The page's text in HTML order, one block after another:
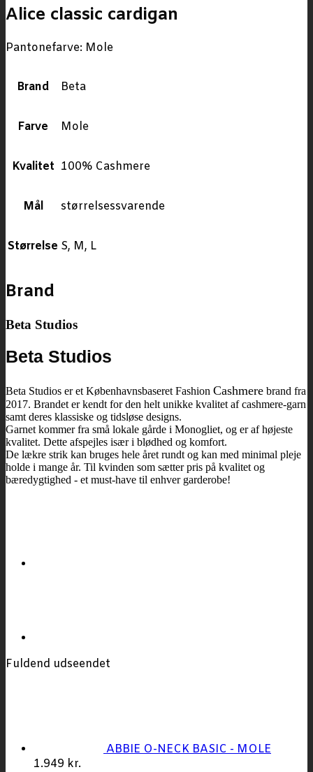
Alice classic cardigan
Pantonefarve: Mole
Brand Beta
Farve Mole
Kvalitet 100% Cashmere
Mål størrelsessvarende
Størrelse S, M, L
Brand
Beta Studios
Beta Studios
Beta Studios er et Københavnsbaseret Fashion Cashmere brand fra
2017. Brandet er kendt for den helt unikke kvalitet af cashmere-garn
samt deres klassiske og tidsløse designs.
Garnet kommer fra små lokale gårde i Monogliet, og er af højeste
kvalitet. Dette afspejles især i blødhed og komfort.
De lækre strik kan bruges hele året rundt og kan med minimal pleje
holde i mange år. Til kvinden som sætter pris på kvalitet og
bæredygtighed - et must-have til enhver garderobe!
Fuldend udseendet
ABBIE O-NECK BASIC - MOLE
1.949 kr.